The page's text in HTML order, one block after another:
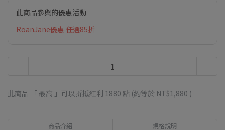
此商品參與的優惠活動
RoanJane優惠 任選85折
此商品 「 最高 」可以折抵紅利 1880 點 (約等於 NT$1,880 )
商品介紹 規格說明